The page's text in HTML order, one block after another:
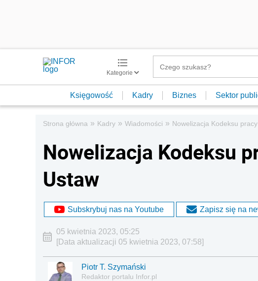
Kategorie
Księgowość Kadry Biznes Sektor
Strona główna » Kadry » Wiadomości » Nowelizacja Kodeksu
Nowelizacja Kodeksu
Ustaw
Subskrybuj nas na Youtube Zapisz się na
05 kwietnia 2023, 05:25
[Data aktualizacji 05 kwietnia 2023, 07:58]
Piotr T. Szymański
Redaktor portalu Infor.pl